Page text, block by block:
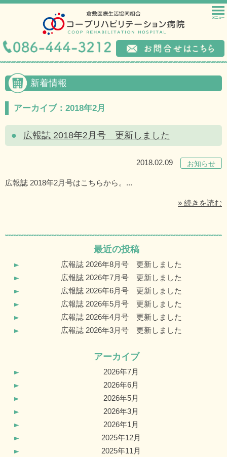
新着情報
アーカイブ：2018年2月
広報誌 2018年2月号 更新しました
2018.02.09 お知らせ
広報誌 2018年2月号はこちらから。...
» 続きを読む
最近の投稿
広報誌 2026年8月号 更新しました
広報誌 2026年7月号 更新しました
広報誌 2026年6月号 更新しました
広報誌 2026年5月号 更新しました
広報誌 2026年4月号 更新しました
広報誌 2026年3月号 更新しました
アーカイブ
2026年7月
2026年6月
2026年5月
2026年3月
2026年1月
2025年12月
2025年11月